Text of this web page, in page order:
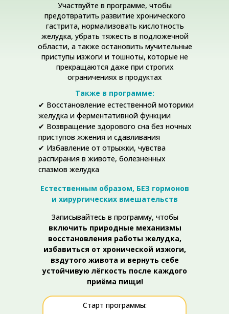
Участвуйте в программе, чтобы
предотвратить развитие хронического
гастрита, нормализовать кислотность
желудка, убрать тяжесть в подложечной
области, а также остановить мучительные
приступы изжоги и тошноты, которые не
прекращаются даже при строгих
ограничениях в продуктах
Также в программе:
✔ Восстановление естественной моторики
желудка и ферментативной функции
✔ Возвращение здорового сна без ночных
приступов жжения и сдавливания
✔ Избавление от отрыжки, чувства
распирания в животе, болезненных
спазмов желудка
Естественным образом, БЕЗ гормонов
и хирургических вмешательств
Записывайтесь в программу, чтобы
включить природные механизмы
восстановления работы желудка,
избавиться от хронической изжоги,
вздутого живота и вернуть себе
устойчивую лёгкость после каждого
приёма пищи!
Старт программы: